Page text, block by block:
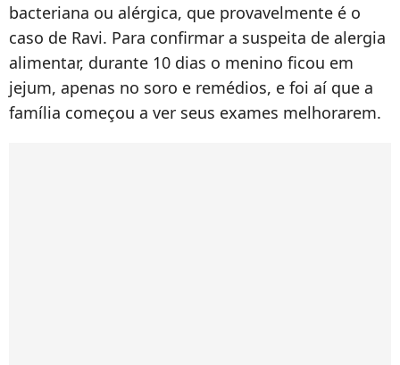
bacteriana ou alérgica, que provavelmente é o
caso de Ravi. Para confirmar a suspeita de alergia
alimentar, durante 10 dias o menino ficou em
jejum, apenas no soro e remédios, e foi aí que a
família começou a ver seus exames melhorarem.